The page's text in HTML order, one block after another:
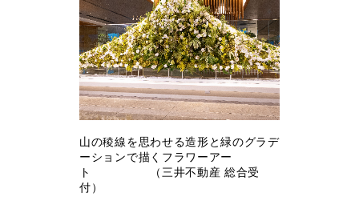
山の稜線を思わせる造形と緑のグラデ
ーションで描くフラワーアー
ト （三井不動産 総合受
付）